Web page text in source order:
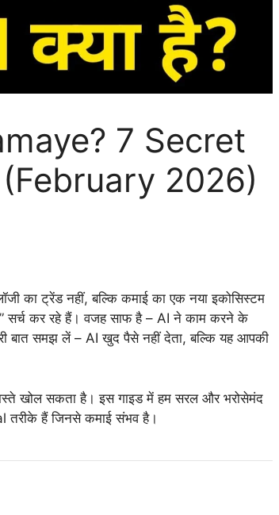
7 Secret
2026)
का ट्रेंड नहीं, बल्कि कमाई का एक नया इकोसिस्टम
” सर्च कर रहे हैं। वजह साफ है – AI ने काम करने के
बात समझ लें – AI खुद पैसे नहीं देता, बल्कि यह आपकी
खोल सकता है। इस गाइड में हम सरल और भरोसेमंद
हैं जिनसे कमाई संभव है।